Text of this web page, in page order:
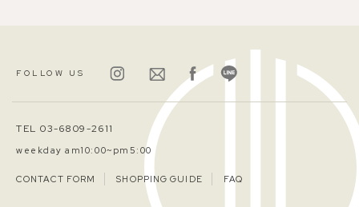
FOLLOW US
TEL 03-6809-2611
weekday am10:00~pm5:00
CONTACT FORM SHOPPING GUIDE FAQ